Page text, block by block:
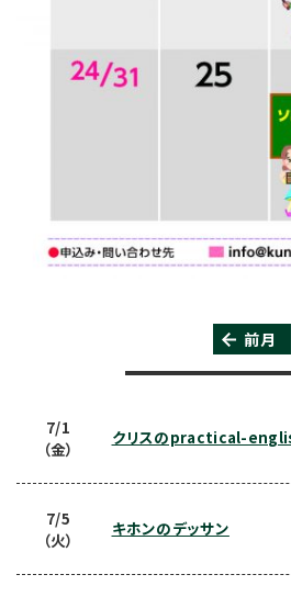
前月
7/1
（金）
クリスのpractical-
7/5
（火）
キホンのデッサン